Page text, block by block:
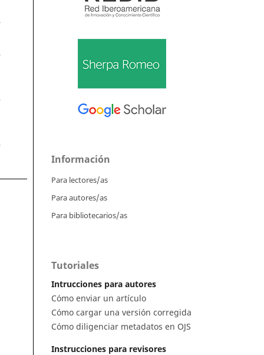
Información
Para lectores/as
Para autores/as
Para bibliotecarios/as
Tutoriales
Intrucciones para autores
Cómo enviar un artículo
Cómo cargar una versión corregida
Cómo diligenciar metadatos en OJS
Instrucciones para revisores